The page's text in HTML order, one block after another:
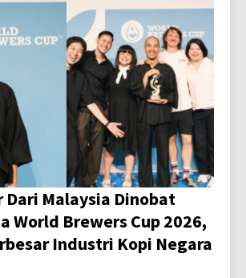
Dari Malaysia Dinobat
World Brewers Cup 2026,
Industri Kopi Negara